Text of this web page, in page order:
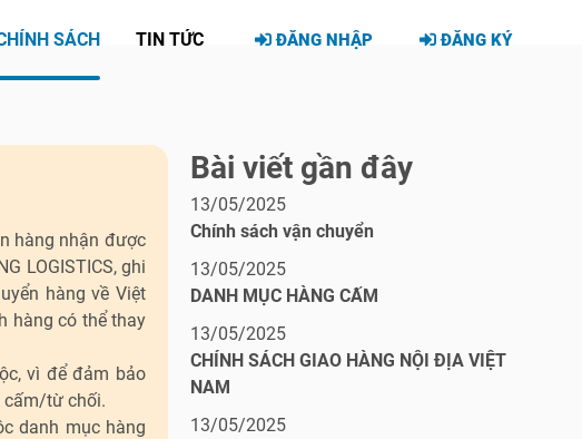
SÁCH TIN TỨC ĐĂNG NHẬP ĐĂNG KÝ
hàng nhận được
LOGISTICS, ghi
hàng về Việt
hàng có thể thay
vì để đảm bảo
cấm/từ chối.
danh mục hàng
Bài viết gần đây
13/05/2025
Chính sách vận chuyển
13/05/2025
DANH MỤC HÀNG CẤM
13/05/2025
CHÍNH SÁCH GIAO HÀNG NỘI ĐỊA VIỆT
NAM
13/05/2025